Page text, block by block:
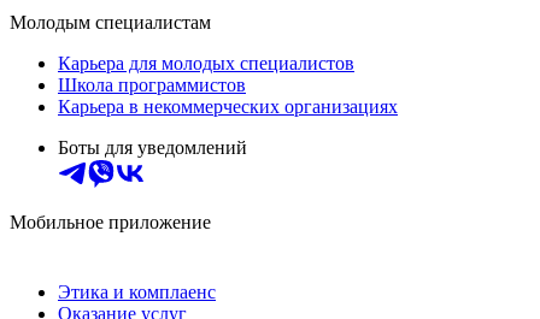
Молодым специалистам
Карьера для молодых специалистов
Школа программистов
Карьера в некоммерческих организациях
Боты для уведомлений
Мобильное приложение
Этика и комплаенс
Оказание услуг